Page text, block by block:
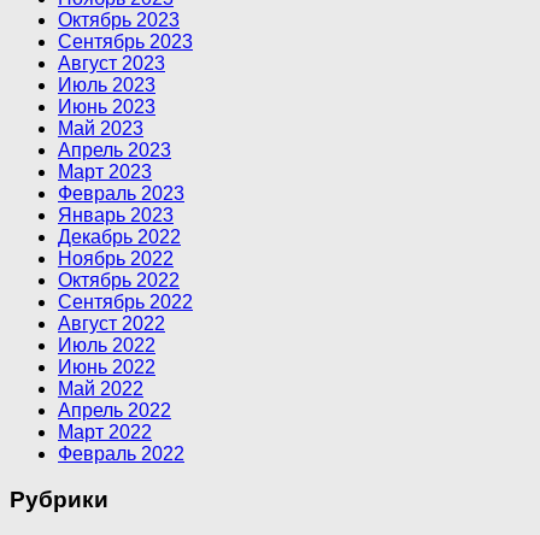
Октябрь 2023
Сентябрь 2023
Август 2023
Июль 2023
Июнь 2023
Май 2023
Апрель 2023
Март 2023
Февраль 2023
Январь 2023
Декабрь 2022
Ноябрь 2022
Октябрь 2022
Сентябрь 2022
Август 2022
Июль 2022
Июнь 2022
Май 2022
Апрель 2022
Март 2022
Февраль 2022
Рубрики